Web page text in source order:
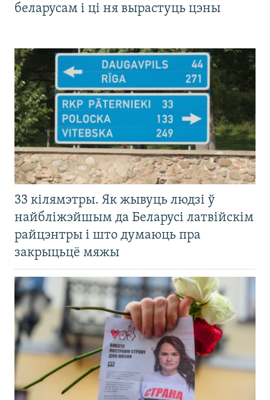
беларусам і ці ня вырастуць цэны
33 кілямэтры. Як жывуць людзі ў
найбліжэйшым да Беларусі латвійскім
райцэнтры і што думаюць пра
закрыцьцё мяжы